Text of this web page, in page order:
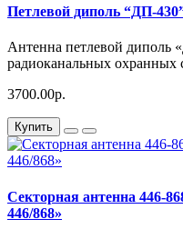
Петлевой диполь “ДП-
Антенна петлевой диполь
радиоканальных охранных
3700.00р.
Купить
Секторная антенна 446-
446/868»